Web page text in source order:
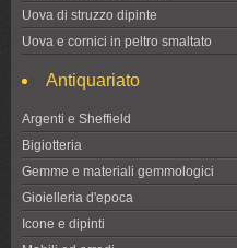
Uova di struzzo dipinte
Uova e cornici in peltro smaltato
Antiquariato
Argenti e Sheffield
Bigiotteria
Gemme e materiali gemmologici
Gioielleria d'epoca
Icone e dipinti